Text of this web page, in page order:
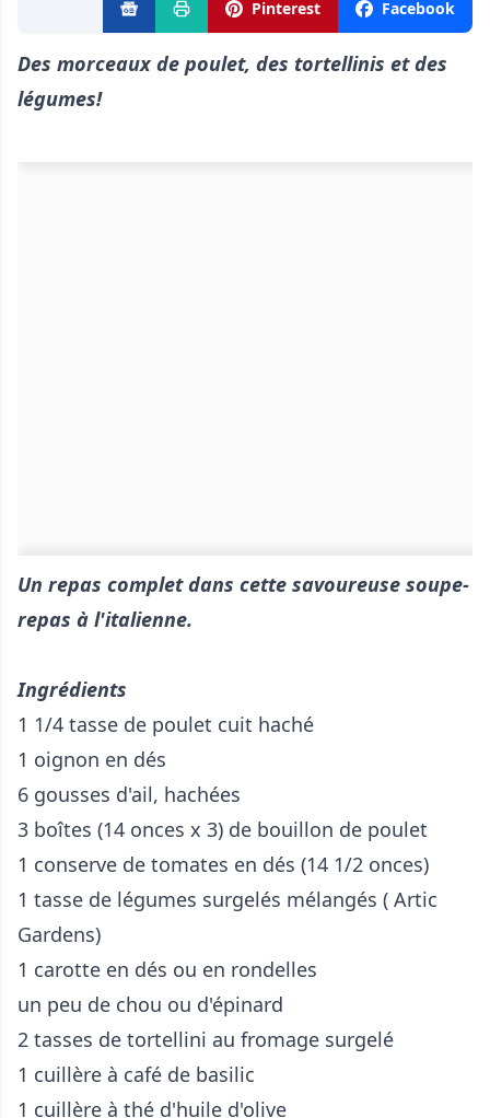
Pinterest Facebook
Des morceaux de poulet, des tortellinis et des
légumes!
Un repas complet dans cette savoureuse soupe-
repas à l'italienne.
Ingrédients
1 1/4 tasse de poulet cuit haché
1 oignon en dés
6 gousses d'ail, hachées
3 boîtes (14 onces x 3) de bouillon de poulet
1 conserve de tomates en dés (14 1/2 onces)
1 tasse de légumes surgelés mélangés ( Artic
Gardens)
1 carotte en dés ou en rondelles
un peu de chou ou d'épinard
2 tasses de tortellini au fromage surgelé
1 cuillère à café de basilic
1 cuillère à thé d'huile d'olive